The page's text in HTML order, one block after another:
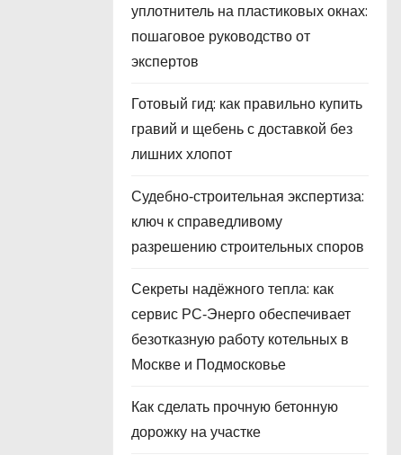
уплотнитель на пластиковых окнах:
пошаговое руководство от
экспертов
Готовый гид: как правильно купить
гравий и щебень с доставкой без
лишних хлопот
Судебно‑строительная экспертиза:
ключ к справедливому
разрешению строительных споров
Секреты надёжного тепла: как
сервис РС‑Энерго обеспечивает
безотказную работу котельных в
Москве и Подмосковье
Как сделать прочную бетонную
дорожку на участке